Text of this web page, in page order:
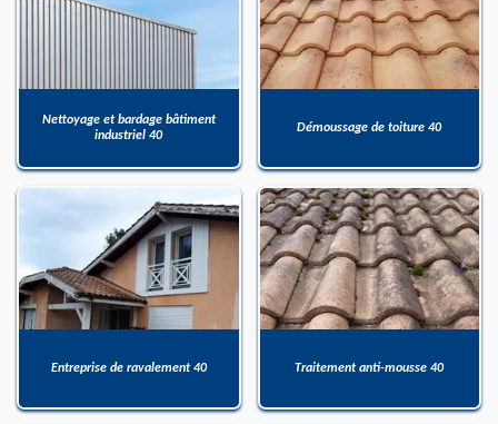
Nettoyage et bardage bâtiment
industriel 40
Démoussage de toiture 40
Entreprise de ravalement 40 Traitement anti-mousse 40